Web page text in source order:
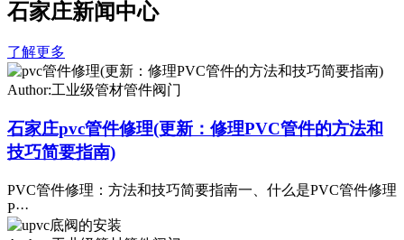
石家庄新闻中心
了解更多
Author:工业级管材管件阀门
石家庄pvc管件修理(更新：修理PVC管件的方法和
技巧简要指南)
PVC管件修理：方法和技巧简要指南一、什么是PVC管件修理
P···